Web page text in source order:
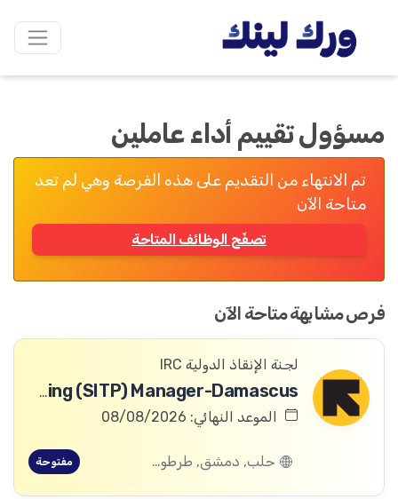
مسؤول تقييم أداء عاملين
تم الانتهاء من التقديم على هذه الفرصة وهي لم تعد
متاحة الآن
تصفّح الوظائف المتاحة
فرص مشابهة متاحة الآن
لجنة الإنقاذ الدولية IRC
Safeguarding and Safe, Inclusive and Transformative Programming (SITP) Manager-Damascus
الموعد النهائي: 08/08/2026
حلب, دمشق, طرطوس, ريف دمشق, ديرالزور, درعا, السويداء, إدلب, القنيطرة, اللاذقية, الرقة, حمص, الحسكة, حماة مفتوحة